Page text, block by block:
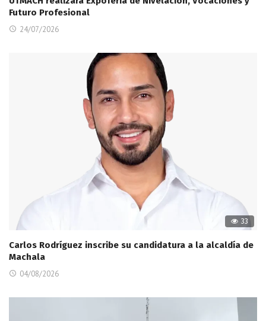
Futuro Profesional
24/07/2026
33
Carlos Rodríguez inscribe su candidatura a la alcaldía de
Machala
04/08/2026